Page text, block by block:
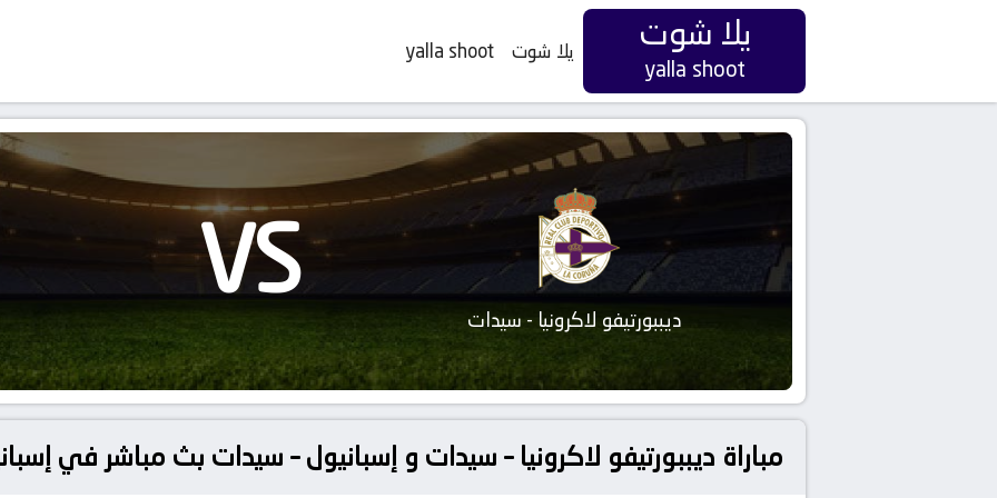
يلا شوت
yalla shoot
يلا شوت yalla shoot
ديببورتيفو لاكرونيا - سيدات VS
مباراة ديببورتيفو لاكرونيا – سيدات و إسبانيول – سيدات بث مباشر في